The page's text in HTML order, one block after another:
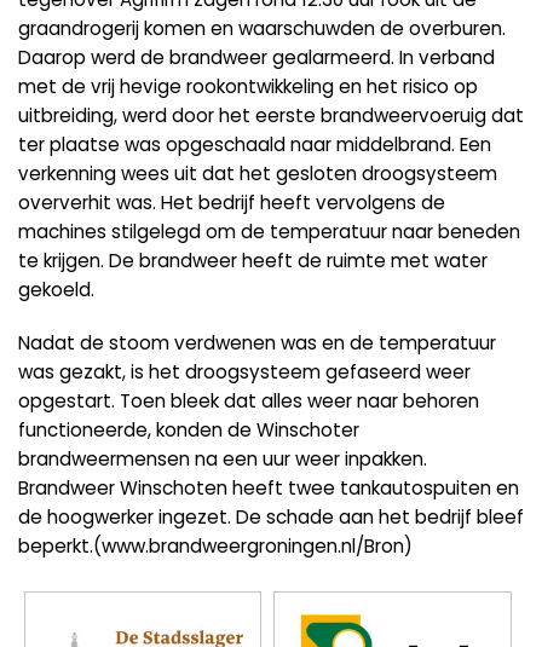
graandrogerij komen en waarschuwden de overburen.
Daarop werd de brandweer gealarmeerd. In verband
met de vrij hevige rookontwikkeling en het risico op
uitbreiding, werd door het eerste brandweervoeruig dat
ter plaatse was opgeschaald naar middelbrand. Een
verkenning wees uit dat het gesloten droogsysteem
oververhit was. Het bedrijf heeft vervolgens de
machines stilgelegd om de temperatuur naar beneden
te krijgen. De brandweer heeft de ruimte met water
gekoeld.
Nadat de stoom verdwenen was en de temperatuur
was gezakt, is het droogsysteem gefaseerd weer
opgestart. Toen bleek dat alles weer naar behoren
functioneerde, konden de Winschoter
brandweermensen na een uur weer inpakken.
Brandweer Winschoten heeft twee tankautospuiten en
de hoogwerker ingezet. De schade aan het bedrijf bleef
beperkt.(www.brandweergroningen.nl/Bron)